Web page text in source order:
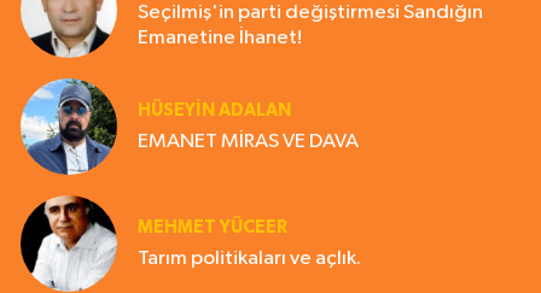
Seçilmiş'in parti değiştirmesi Sandığın
Emanetine İhanet!
HÜSEYIN ADALAN
EMANET MİRAS VE DAVA
MEHMET YÜCEER
Tarım politikaları ve açlık.